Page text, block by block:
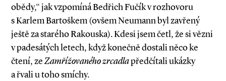
obědy,“ jak vzpomíná Bedřich Fučík v rozhovoru
s Karlem Bartoškem (ovšem Neumann byl zavřený
ještě za starého Rakouska). Kdesi jsem četl, že si vězni
v padesátých letech, když konečně dostali něco ke
čtení, zeZamřížovaného zrcadlapředčítali ukázky
a řvali u toho smíchy.